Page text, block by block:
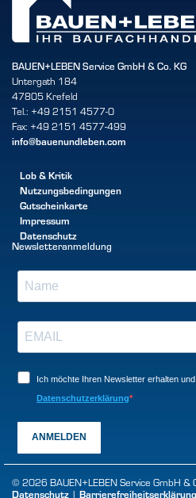
BAUEN+LEBEN Service GmbH & Co. KG
Untergath 184
47805 Krefeld
Tel.: +49 2151 4577-0
Fax: +49 2151 4577-499
info@bauenundleben.com
Lob & Kritik
Nutzungsbedingungen
Gutscheinkarte
Impressum
Datenschutz
Newsletteranmeldung
Ich möchte Ihren Newsletter erhalten
Datenschutzerklärung
ANMELDEN
© 2026 BAUEN+LEBEN Service GmbH &
Datenschutz | Barrierefreiheitserklärung